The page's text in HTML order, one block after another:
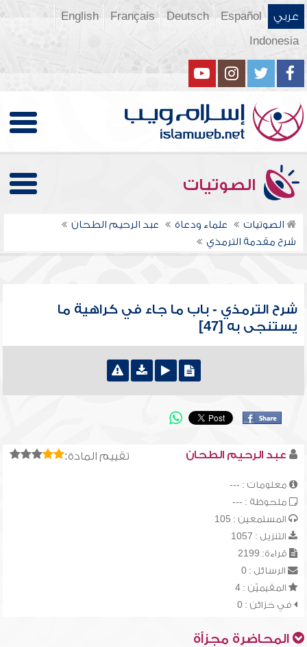
عربي Español
Deutsch
Français
English
Indonesia
الصوتيات
الصوتيات علماء ودعاة
عبد الرحيم الطحان
شرح مقدمة الترمذي
شرح الترمذي - باب ما جاء في كراهية ما
يستنجى به [47]
تقييم المادة: عبد الرحيم الطحان
معلومات : ---
ملحوظة : ---
المستمعين : 105
التنزيل : 1057
قراءة: 2199
الرسائل : 0
المقيميّن : 4
في خزائن : 0
المحاضرة مجزأة